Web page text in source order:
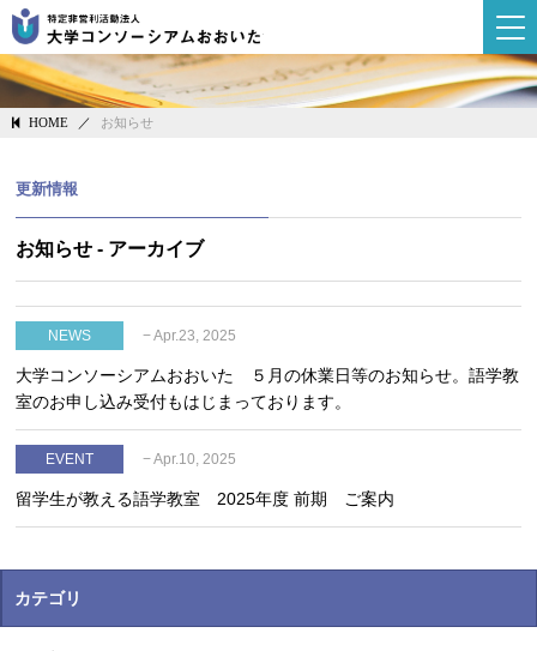
大学コンソーシ
更新情報
HOME ／ お知らせ
お知らせ - アーカイブ
NEWS − Apr.23, 2025
大学コンソーシアムおおいた ５月の休業日等のお知らせ。語学教
室のお申し込み受付もはじまっております。
EVENT − Apr.10, 2025
留学生が教える語学教室 2025年度 前期 ご案内
カテゴリ